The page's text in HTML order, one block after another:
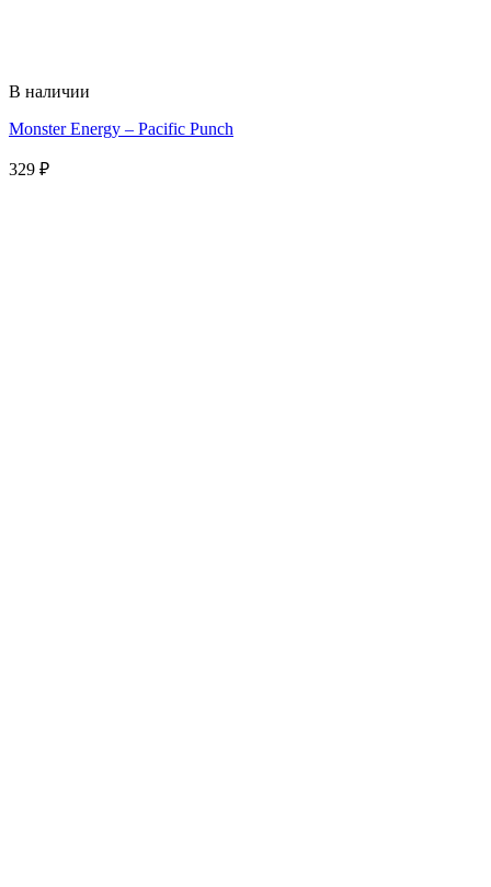
В наличии
Monster Energy – Pacific Punch
329 ₽